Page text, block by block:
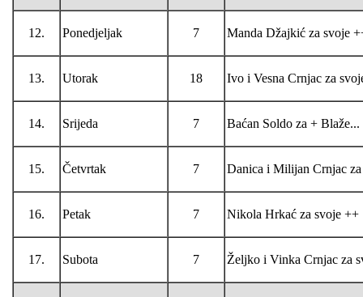
12. Ponedjeljak 7 Manda Džajkić za svoje
13. Utorak 18 Ivo i Vesna Crnjac za
14. Srijeda 7 Baćan Soldo za + Blaže...
15. Četvrtak 7 Danica i Milijan Crnjac
16. Petak 7 Nikola Hrkać za svoje ++
17. Subota 7 Željko i Vinka Crnjac za